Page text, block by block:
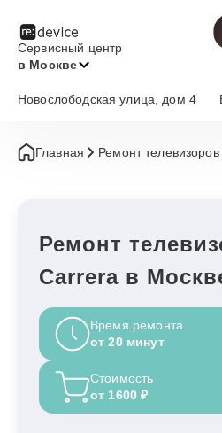
Сервисный центр
в Москве
Новослободская улица, дом 4
Главная Ремонт телевизоров
Ремонт
Carrera в
Время ремонта
от 20 минут
Стоимость
от 1600 ₽